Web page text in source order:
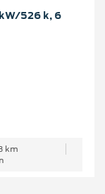
526 k, 6
km